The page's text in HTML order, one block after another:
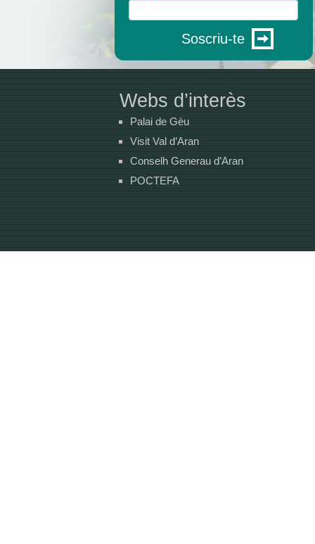
Soscriu-te
Webs d’interès
Palai de Gèu
Visit Val d’Aran
Conselh Generau d’Aran
POCTEFA